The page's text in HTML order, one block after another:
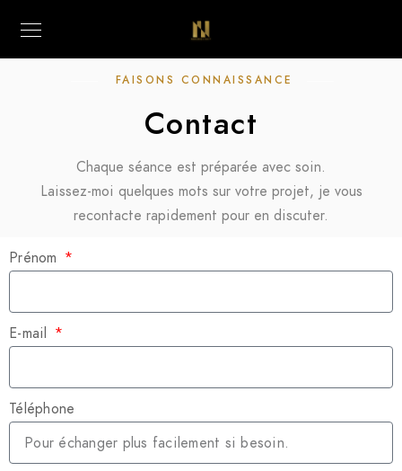
FAISONS CONNAISSANCE
Contact
Chaque séance est préparée avec soin.
Laissez-moi quelques mots sur votre projet, je vous
recontacte rapidement pour en discuter.
Prénom
E-mail
Téléphone